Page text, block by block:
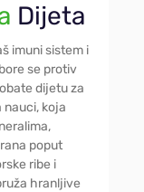
Dijeta
imuni sistem i
se protiv
dijetu za
koja
poput
ribe i
hranljive